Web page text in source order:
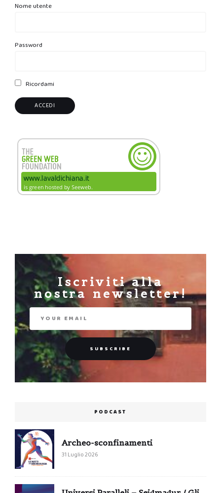
Nome utente
Password
Ricordami
Iscriviti alla
nostra newsletter!
PODCAST
Archeo-sconfinamenti
31 Luglio 2026